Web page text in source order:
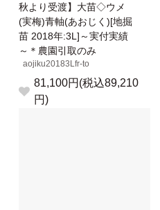
秋より受渡】大苗◇ウメ
(実梅)青軸(あおじく)[地掘
苗 2018年:3L]～実付実績
～＊農園引取のみ
aojiku20183Lfr-to
81,100円(税込89,210
円)